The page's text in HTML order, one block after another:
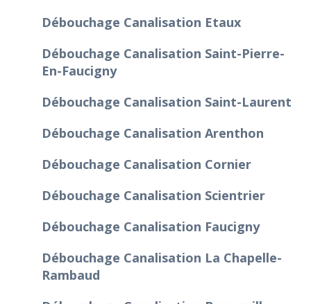
Débouchage Canalisation Etaux
Débouchage Canalisation Saint-Pierre-
En-Faucigny
Débouchage Canalisation Saint-Laurent
Débouchage Canalisation Arenthon
Débouchage Canalisation Cornier
Débouchage Canalisation Scientrier
Débouchage Canalisation Faucigny
Débouchage Canalisation La Chapelle-
Rambaud